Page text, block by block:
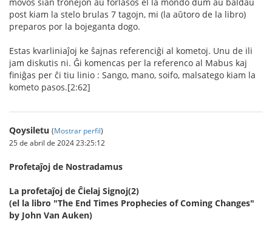
post kiam la stelo brulas 7 tagojn, mi (la aŭtoro de la libro)
preparos por la bojeganta dogo.
Estas kvarliniaĵoj ke ŝajnas referenciĝi al kometoj. Unu de ili
jam diskutis ni. Ĝi komencas per la referenco al Mabus kaj
finiĝas per ĉi tiu linio : Sango, mano, soifo, malsatego kiam la
kometo pasos.[2:62]
Qoysiletu (Mostrar perfil)
25 de abril de 2024 23:25:12
Profetaĵoj de Nostradamus
La profetaĵoj de Ĉielaj Signoj(2)
(el la libro "The End Times Prophecies of Coming Changes"
by John Van Auken)